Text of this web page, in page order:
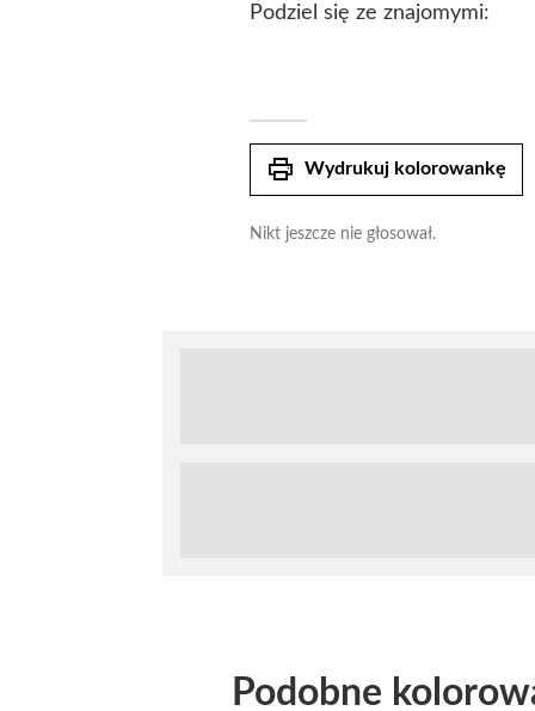
Podziel się ze znajomymi:
print Wydrukuj kolorowankę
Nikt jeszcze nie głosował.
Podobne